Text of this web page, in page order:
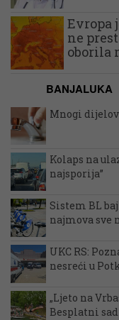
Evropa
ne
oborila
BANJALUKA
Mnogi
Kolaps na
najsporija”
Sistem BL
najmova sve
UKC RS:
nesreći u
„Ljeto na
Besplatni